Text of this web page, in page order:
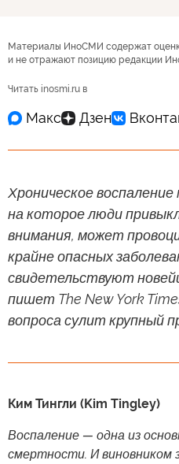
Материалы ИноСМИ содержат
и не отражают позицию редакции
Читать inosmi.ru в
Хроническое
на которое люди
внимания, может
крайне опасных
свидетельствуют
пишет The New York
вопроса сулит крупный
Ким Тингли (Kim Tingley)
Воспаление — одна из
смертности. И виновником